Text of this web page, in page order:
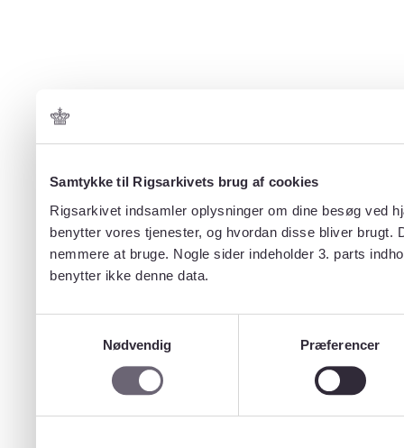
Samtykke til Rigsarkivets brug af cookies
Rigsarkivet indsamler oplysninger om dine besøg ved
benytter vores tjenester, og hvordan disse bliver
nemmere at bruge. Nogle sider indeholder 3. parts
benytter ikke denne data.
Nødvendig
Præferencer